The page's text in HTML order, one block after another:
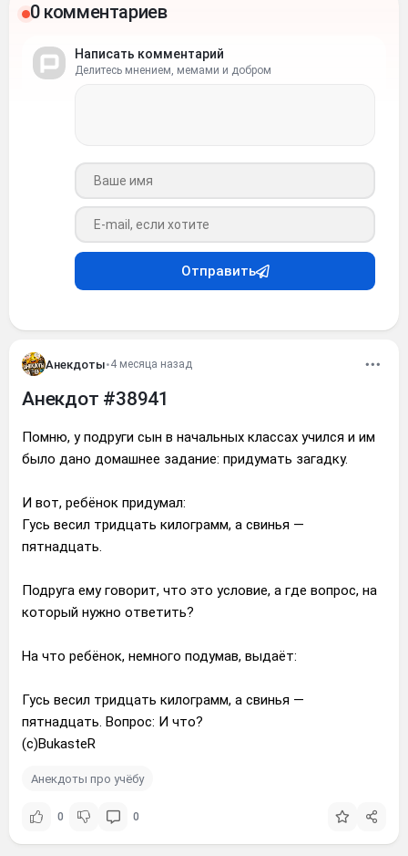
0 комментариев
Написать комментарий
Делитесь мнением, мемами и добром
Ваше имя
Ваш e-mail
Отправить
Анекдоты•4 месяца назад
Анекдот #38941
Помню, у подруги сын в начальных классах учился и им
было дано домашнее задание: придумать загадку.
И вот, ребёнок придумал:
Гусь весил тридцать килограмм, а свинья —
пятнадцать.
Подруга ему говорит, что это условие, а где вопрос, на
который нужно ответить?
На что ребёнок, немного подумав, выдаёт:
Гусь весил тридцать килограмм, а свинья —
пятнадцать. Вопрос: И что?
(с)BukasteR
Анекдоты про учёбу
0 0